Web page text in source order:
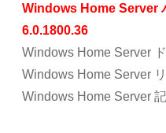
Windows Home Server
6.0.1800.36
Windows Home Server
Windows Home Server
Windows Home Server